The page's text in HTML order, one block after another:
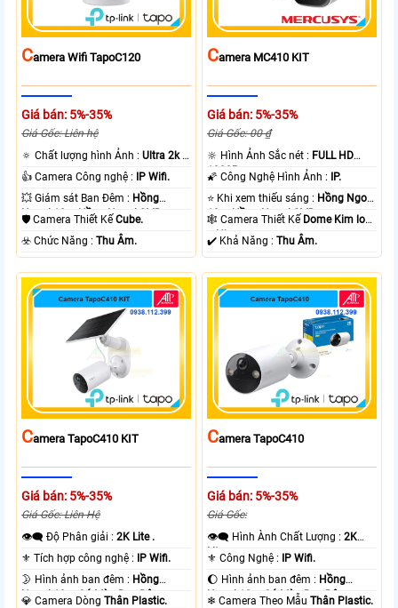
CAmera Wifi TapoC120
Giá bán: 5%-35%
Giá Gốc: Liên hệ
🔅 Chất lượng hình Ảnh :Ultra 2k +
.
👍 Camera Công nghệ :
IP Wifi.
💥 Giám sát Ban Đêm : Hồng
Ngoại 10m Hồng Ngoại SMD.
🛡 Camera Thiết KếCube.
️☣️ Chức Năng :Thu Âm.
CAmera MC410 KIT
Giá bán: 5%-35%
Giá Gốc: 00 ₫
🔆 Hình Ảnh Sắc nét : FULL HD
1080P .
🌠 Công Nghệ Hình Ảnh :
IP.
⭐ Khi xem thiếu sáng : Hồng Ngoại
10m Hồng Ngoại SMD.
🕸️ Camera Thiết Kế Dome Kim loại
+ Nhựa.
️✔️ Khả Năng :Thu Âm.
CAmera TapoC410 KIT
Giá bán: 5%-35%
Giá Gốc: Liên Hệ
👁️‍🗨 Độ Phân giải :2K Lite .
⚜️ Tích hợp công nghệ :
IP Wifi.
🌛 Hình ảnh ban đêm : Hồng
Ngoại 10m Có Màu Ban Ðêm.
💎 Camera DòngThân Plastic.
CAmera TapoC410
Giá bán: 5%-35%
Giá Gốc:
👁️‍🗨 Hình Ành Chất Lượng :2K
Lite .
⚜️ Công Nghệ :
IP Wifi.
🌔 Hình ảnh ban đêm : Hồng
Ngoại 10m Có Màu Ban Ðêm.
❄ Camera Theo MẫuThân Plastic.